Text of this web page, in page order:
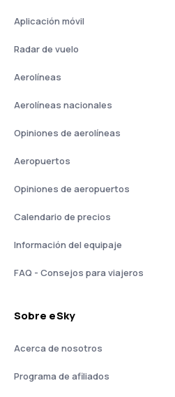
Aplicación móvil
Radar de vuelo
Aerolíneas
Aerolíneas nacionales
Opiniones de aerolíneas
Aeropuertos
Opiniones de aeropuertos
Calendario de precios
Información del equipaje
FAQ - Consejos para viajeros
Sobre eSky
Acerca de nosotros
Programa de afiliados